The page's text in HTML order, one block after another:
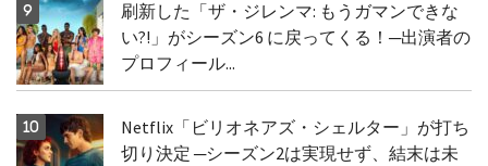
刷新した「ザ・ジレンマ: もうガマンできな
い?!」がシーズン6 に戻ってくる！─出演者の
プロフィール...
Netflix「ビリオネアズ・シェルター」が打ち
切り決定 ─シーズン2は実現せず、結末は未